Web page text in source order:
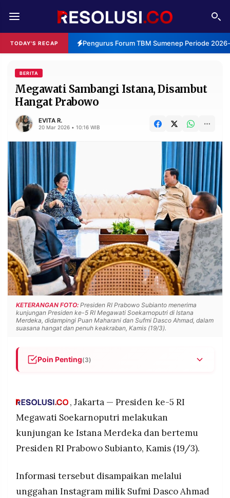
TODAY'S RECAP Pengurus Forum TBM Sumenep Periode
REDAKSI TENTANG
RESOLUSI IKLAN
RUBRIKASI
EDITORIAL
DAERAH NASIONAL
MANCA SPORT
INFORMASI
PRIVACY
POLICY
BERITA
WARGA
INFORMASI
IKLAN
KIRIM
TULISAN
PENGADUAN TERM
OF
SERVICE
KAMI
©
PT.
BERITA
Megawati Sambangi Istana, Disambut
Hangat Prabowo
EVITA R.
20 Mar 2026 • 10:16 WIB
KETERANGAN FOTO: Presiden RI Prabowo Subianto menerima
kunjungan Presiden ke-5 RI Megawati Soekarnoputri di Istana
Merdeka, didampingi Puan Maharani dan Sufmi Dasco Ahmad, dalam
suasana hangat dan penuh keakraban, Kamis (19/3).
Poin Penting(3)
Soekarnoputri di Istana Merdeka, Kamis (19/3).
Megawati hadir bersama Puan Maharani dan
didampingi Sufmi Dasco Ahmad dalam suasana
hangat.
menjadi sinyal terjaganya komunikasi politik di
level elite nasional.
, Jakarta — Presiden ke-5 RI
Megawati Soekarnoputri melakukan
kunjungan ke Istana Merdeka dan bertemu
Presiden RI Prabowo Subianto, Kamis (19/3).
Informasi tersebut disampaikan melalui
unggahan Instagram milik Sufmi Dasco Ahmad